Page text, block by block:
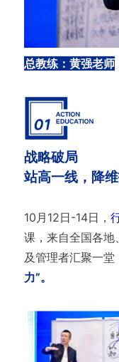
总教练：黄强老师
战略破局
站高一线，降
10月12日-14日，
课，来自全国各地
及管理者汇聚一堂
力”。